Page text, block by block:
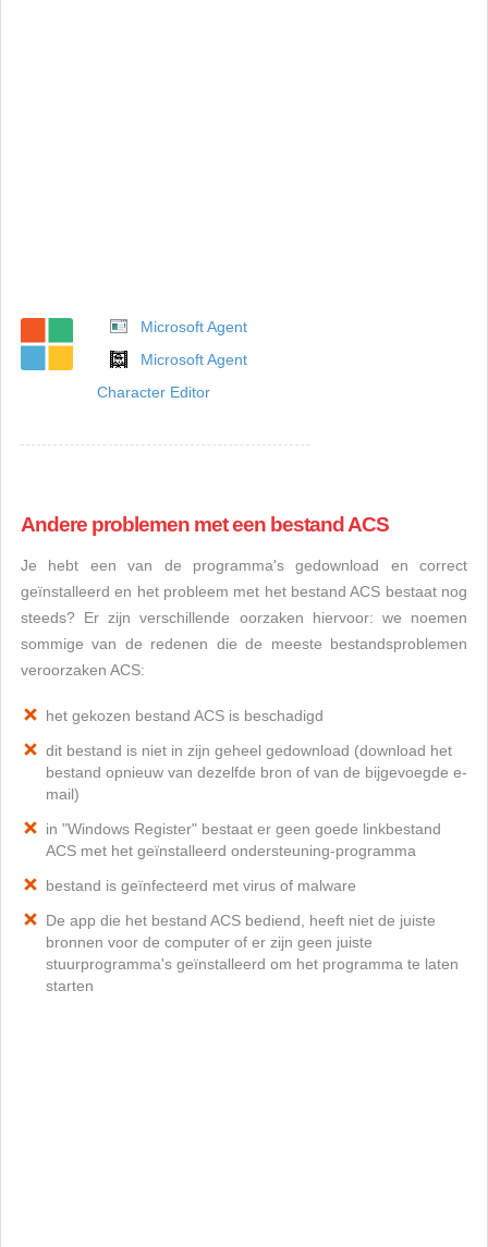
Microsoft Agent
Microsoft Agent
Character Editor
Andere problemen met een bestand ACS
Je hebt een van de programma's gedownload en correct
geïnstalleerd en het probleem met het bestand ACS bestaat nog
steeds? Er zijn verschillende oorzaken hiervoor: we noemen
sommige van de redenen die de meeste bestandsproblemen
veroorzaken ACS:
het gekozen bestand ACS is beschadigd
dit bestand is niet in zijn geheel gedownload (download het
bestand opnieuw van dezelfde bron of van de bijgevoegde e-
mail)
in "Windows Register" bestaat er geen goede linkbestand
ACS met het geïnstalleerd ondersteuning-programma
bestand is geïnfecteerd met virus of malware
De app die het bestand ACS bediend, heeft niet de juiste
bronnen voor de computer of er zijn geen juiste
stuurprogramma's geïnstalleerd om het programma te laten
starten